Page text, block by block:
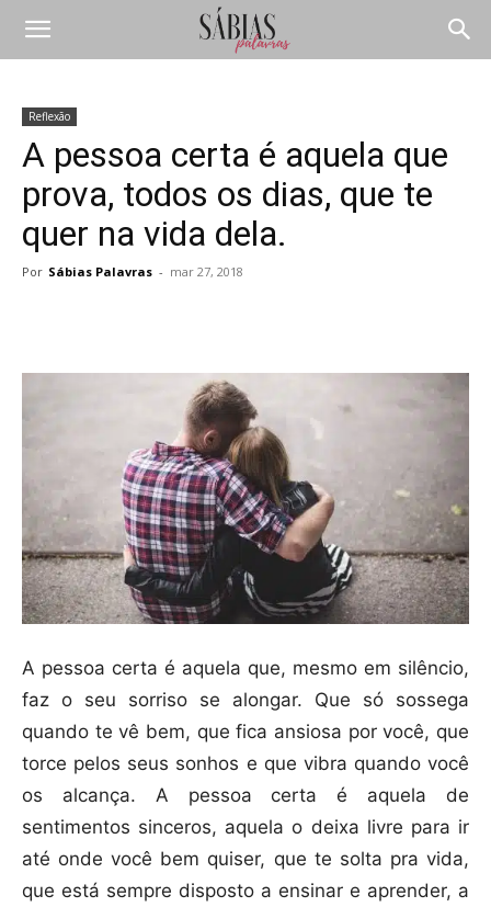
Reflexão
A pessoa certa é aquela que
prova, todos os dias, que te
quer na vida dela.
Por Sábias Palavras - mar 27, 2018
A pessoa certa é aquela que, mesmo em silêncio,
faz o seu sorriso se alongar. Que só sossega
quando te vê bem, que fica ansiosa por você, que
torce pelos seus sonhos e que vibra quando você
os alcança. A pessoa certa é aquela de
sentimentos sinceros, aquela o deixa livre para ir
até onde você bem quiser, que te solta pra vida,
que está sempre disposto a ensinar e aprender, a